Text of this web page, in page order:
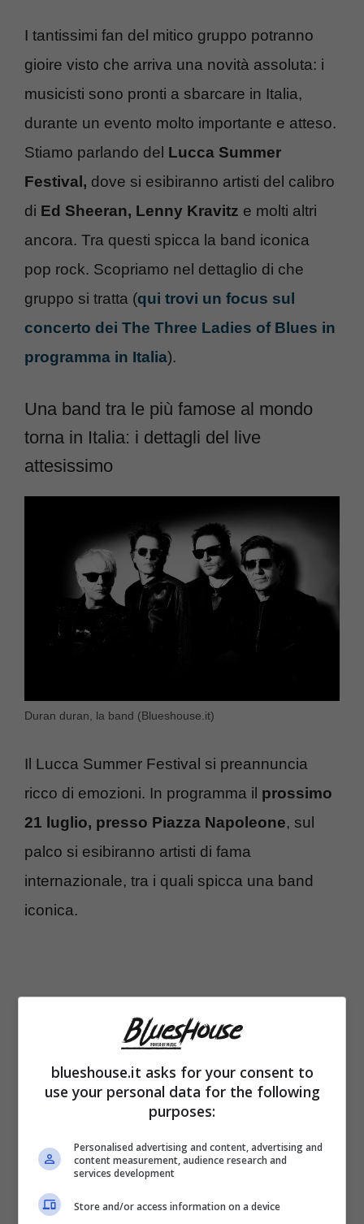
I tantissimi fan del mitico gruppo potranno
gioire visto che arriva una novità assoluta: i
musicisti sono pronti a sbarcare in Italia,
durante un evento molto importante e atteso.
Stiamo parlando del Lucca Summer
Festival, dove si esibiranno artisti del calibro
di Ed Sheeran, Lenny Kravitz e molti altri
ancora. Tra questi spicca la band iconica
pop rock. Scopriamo nel dettaglio di che
gruppo si tratta (qui trovi un focus sul
concerto dei The Three Ladies of Blues in
programma in Italia).
Una band tra le più famose al mondo
torna in Italia: i dettagli del live
attesissimo
Duran duran, la band (Blueshouse.it)
Il Lucca Summer Festival si preannuncia
ricco di emozioni. In programma il prossimo
21 luglio, presso Piazza Napoleone, sul
palco si esibiranno artisti di fama
internazionale, tra i quali spicca una band
iconica.
Si tratta deiDuran Duran
mondiale: dagli anni Ottanta a oggi la band di
blueshouse.it asks for your consent to
use your personal data for the following
purposes:
Personalised advertising and content, advertising and
content measurement, audience research and
services development
Store and/or access information on a device